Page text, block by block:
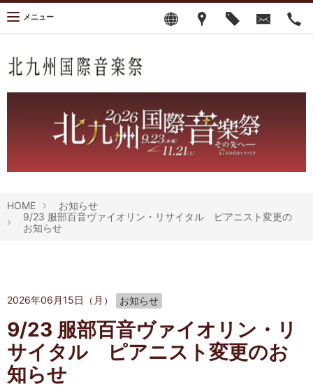
メニュー
HOME
お知らせ
9/23 服部百音ヴァイオリン・リサイタル ピアニスト変更の
お知らせ
2026年06月15日（月） お知らせ
9/23 服部百音ヴァイオリン・リ
サイタル ピアニスト変更のお
知らせ